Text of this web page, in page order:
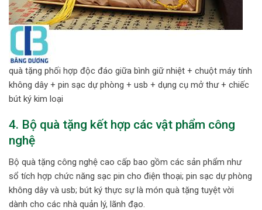
quà tặng phối hợp độc đáo giữa bình giữ nhiệt + chuột máy tính
không dây + pin sạc dự phòng + usb + dụng cụ mở thư + chiếc
bút ký kim loại
4. Bộ quà tặng kết hợp các vật phẩm công
nghệ
Bộ quà tặng công nghệ cao cấp bao gồm các sản phẩm như
sổ tích hợp chức năng sạc pin cho điện thoại; pin sạc dự phòng
không dây và usb; bút ký thực sự là món quà tặng tuyệt vời
dành cho các nhà quản lý, lãnh đạo.